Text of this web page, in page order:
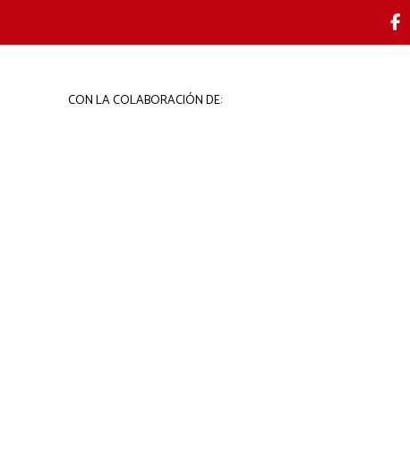
CON LA COLABORACIÓN DE: